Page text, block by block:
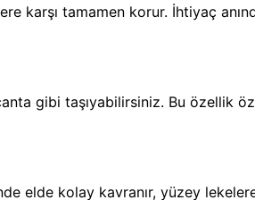
karşı tamamen korur. İhtiyaç
gibi taşıyabilirsiniz. Bu özellik
elde kolay kavranır, yüzey